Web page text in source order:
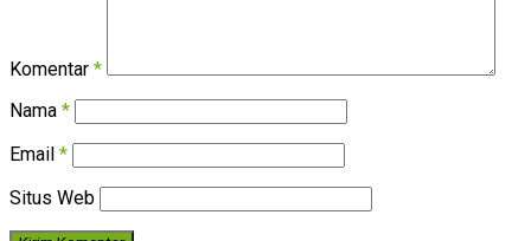
Komentar *
Nama *
Email *
Situs Web